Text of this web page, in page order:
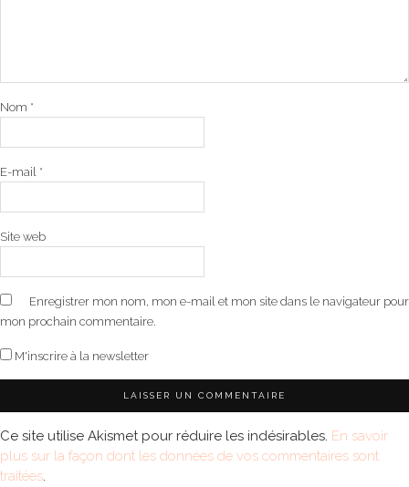
Nom *
E-mail *
Site web
Enregistrer mon nom, mon e-mail et mon site dans le navigateur pour
mon prochain commentaire.
M'inscrire à la newsletter
Ce site utilise Akismet pour réduire les indésirables. En savoir
plus sur la façon dont les données de vos commentaires sont
traitées.